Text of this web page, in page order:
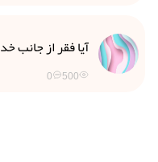
آیا فقر از جانب
500
0